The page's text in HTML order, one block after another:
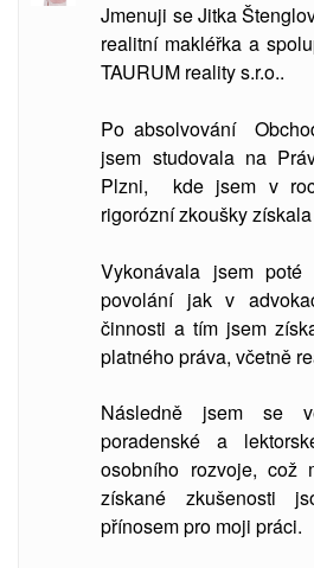
Jmenuji se Jitka
realitní makléřka a
TAURUM reality s.r.o..
Po absolvování
jsem studovala na
Plzni, kde jsem v
rigorózní zkoušky
Vykonávala jsem
povolání jak v
činnosti a tím jsem
platného práva, včetně
Následně jsem se
poradenské a
osobního rozvoje, což
získané zkušenosti
přínosem pro moji práci.